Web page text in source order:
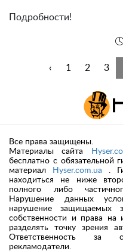
Подробности!
‹ 1 2 3
Все права защищены.
Материалы сайта
бесплатно с обязательной
материал
Hyser.com.ua .
находиться не ниже
полного либо
Нарушение данных
нарушение защищаемых
собственности и права
разделять точку зрения
Ответственность за
рекламодатели.